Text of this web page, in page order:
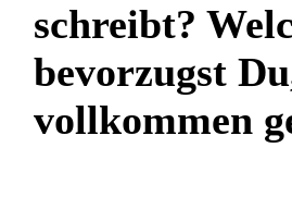
schreibt?
bevorzugst
vollkommen